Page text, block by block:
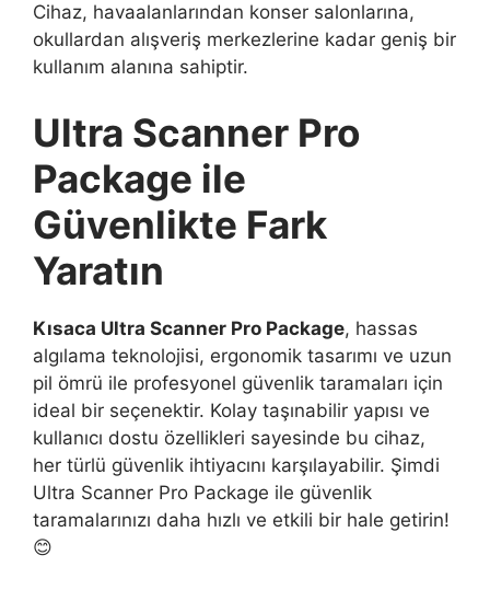
Cihaz, havaalanlarından konser salonlarına,
okullardan alışveriş merkezlerine kadar geniş bir
kullanım alanına sahiptir.
Ultra Scanner Pro
Package ile
Güvenlikte Fark
Yaratın
Kısaca Ultra Scanner Pro Package, hassas
algılama teknolojisi, ergonomik tasarımı ve uzun
pil ömrü ile profesyonel güvenlik taramaları için
ideal bir seçenektir. Kolay taşınabilir yapısı ve
kullanıcı dostu özellikleri sayesinde bu cihaz,
her türlü güvenlik ihtiyacını karşılayabilir. Şimdi
Ultra Scanner Pro Package ile güvenlik
taramalarınızı daha hızlı ve etkili bir hale getirin!
😊